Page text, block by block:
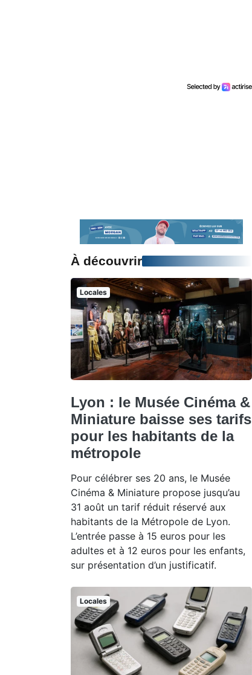
À découvrir
Locales
Lyon : le Musée Cinéma &
Miniature baisse ses tarifs
pour les habitants de la
métropole
Pour célébrer ses 20 ans, le Musée
Cinéma & Miniature propose jusqu’au
31 août un tarif réduit réservé aux
habitants de la Métropole de Lyon.
L’entrée passe à 15 euros pour les
adultes et à 12 euros pour les enfants,
sur présentation d’un justificatif.
Locales